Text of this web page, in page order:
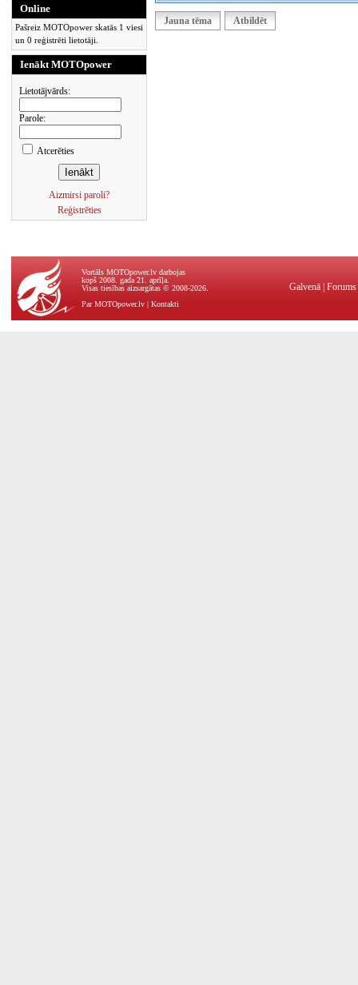
Online
Pašreiz MOTOpower skatās 1 viesi
un 0 reģistrēti lietotāji.
Ienākt MOTOpower
Lietotājvārds:
Parole:
Atcerēties
Aizmirsi paroli?
Reģistrēties
Jauna tēma Atbildēt
Vortāls MOTOpower.lv darbojas
kopš 2008. gada 21. aprīļa.
Visas tiesības aizsargātas © 2008-2026.
Par MOTOpower.lv | Kontakti
Galvenā Forums